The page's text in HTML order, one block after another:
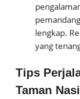
lengkap.
yang
Tips
Taman